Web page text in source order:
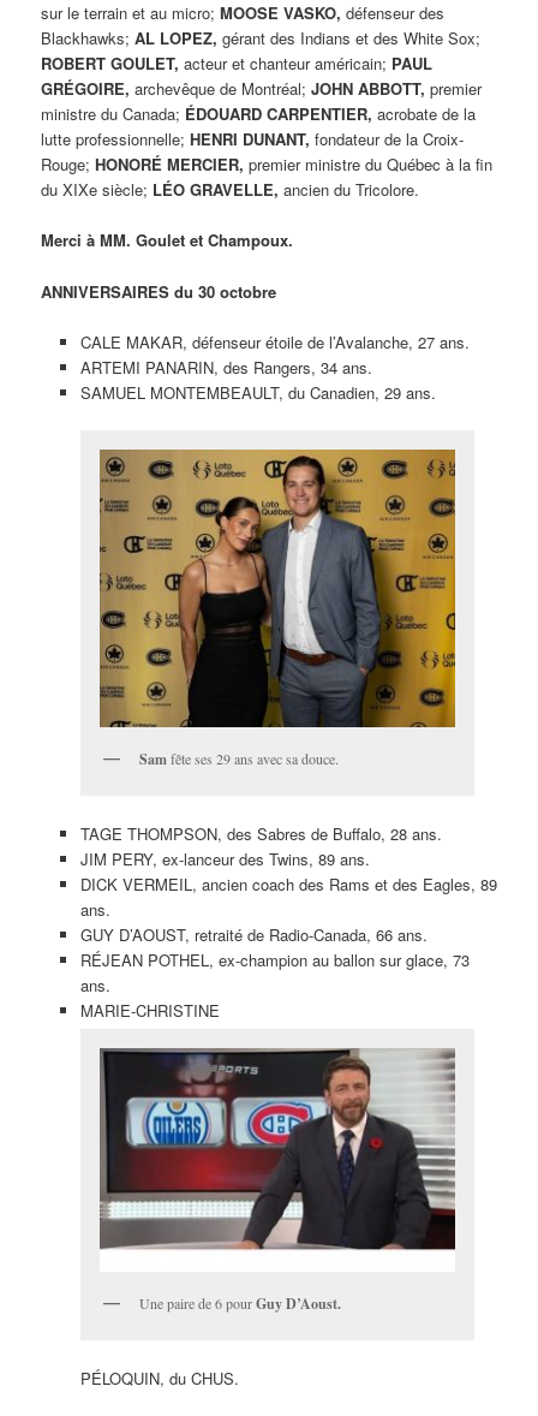
sur le terrain et au micro;MOOSE VASKO, défenseur des
Blackhawks;AL LOPEZ, gérant des Indians et des White Sox;
ROBERT GOULET, acteur et chanteur américain; PAUL
GRÉGOIRE, archevêque de Montréal;JOHN ABBOTT, premier
ministre du Canada; ÉDOUARD CARPENTIER, acrobate de la
lutte professionnelle;HENRI DUNANT, fondateur de la Croix-
Rouge;HONORÉ MERCIER, premier ministre du Québec à la fin
du XIXe siècle; LÉO GRAVELLE, ancien du Tricolore.
Merci à MM. Goulet et Champoux.
ANNIVERSAIRES du 30 octobre
CALE MAKAR, défenseur étoile de l’Avalanche, 27 ans.
ARTEMI PANARIN, des Rangers, 34 ans.
SAMUEL MONTEMBEAULT, du Canadien, 29 ans.
Sam fête ses 29 ans avec sa douce.
TAGE THOMPSON, des Sabres de Buffalo, 28 ans.
JIM PERY, ex-lanceur des Twins, 89 ans.
DICK VERMEIL, ancien coach des Rams et des Eagles, 89
ans.
GUY D’AOUST, retraité de Radio-Canada, 66 ans.
RÉJEAN POTHEL, ex-champion au ballon sur glace, 73
ans.
MARIE-CHRISTINE
Une paire de 6 pourGuy D’Aoust.
PÉLOQUIN, du CHUS.